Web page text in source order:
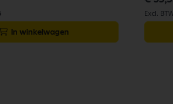
In winkelwagen